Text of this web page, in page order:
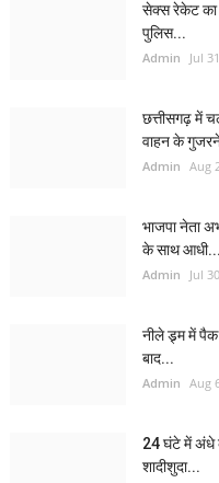
सेक्स रेकेट का
पुलिस...
Admin Jul
छत्तीसगढ़ में
वाहन के
Admin Aug
भाजपा नेता
के साथ आधी...
Admin Jul
नीले ड्र्म में
बाद...
Admin Aug
24 घंटे में अंधे
शादीशुदा...